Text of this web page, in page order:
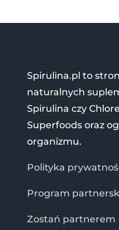
Spirulina.pl to
naturalnych
Spirulina czy
Superfoods oraz
organizmu.
Polityka
Program
Zostań partnerem